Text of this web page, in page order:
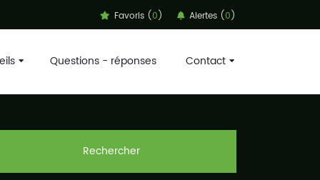
Favoris (0) Alertes (0)
Questions - réponses Contact
type de foulée : supinateur, pronateur ou tout
votre paire de chaussures de sport en fonction de
Asolo, Bestard, Brooks, Dynafit, Élémentaire, Five
On-Running, Raidlight, Salewa, Salomon,
Rechercher